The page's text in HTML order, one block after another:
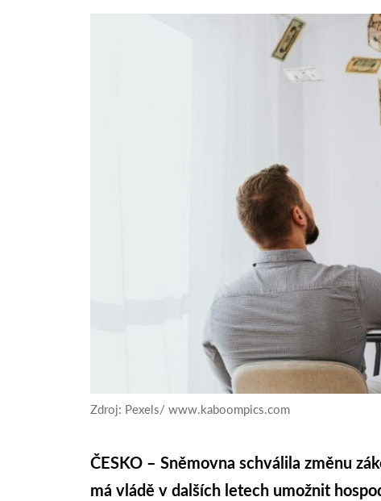
Zdroj: Pexels/ www.kaboompics.com
ČESKO – Sněmovna schválila změnu
má vládě v dalších letech umožnit